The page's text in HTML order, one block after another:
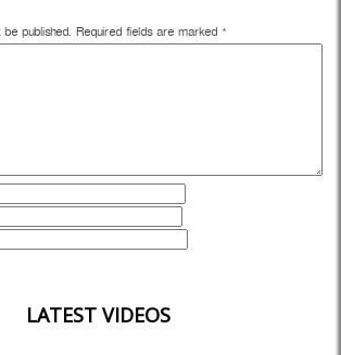
published. Required fields are marked *
LATEST VIDEOS